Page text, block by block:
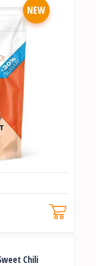
NEW
Chili